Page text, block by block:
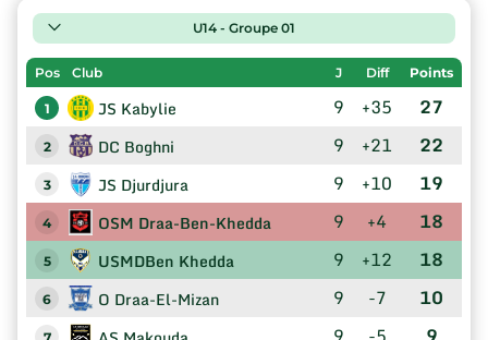
U14 - Groupe 01
Pos Club J Diff Points
1 JS Kabylie 9 +35 27
2 DC Boghni 9 +21 22
3 JS Djurdjura 9 +10 19
4 OSM Draa-Ben-Khedda 9 +4 18
5 USMDBen Khedda 9 +12 18
6 O Draa-El-Mizan 9 -7 10